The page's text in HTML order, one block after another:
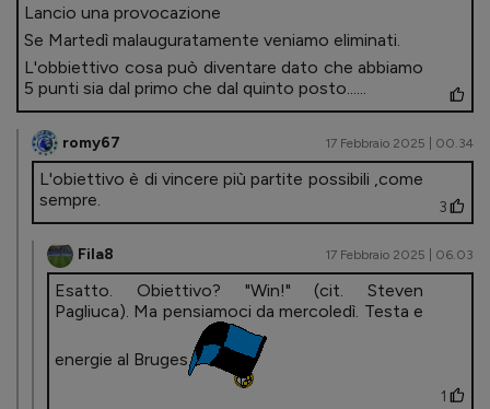
Lancio una provocazione
Se Martedì malauguratamente veniamo eliminati.
L'obbiettivo cosa può diventare dato che abbiamo
5 punti sia dal primo che dal quinto posto......
romy67 17 Febbraio 2025 | 00.34
L'obiettivo è di vincere più partite possibili ,come
sempre.
3
Fila8 17 Febbraio 2025 | 06.03
Esatto. Obiettivo? "Win!" (cit. Steven
Pagliuca). Ma pensiamoci da mercoledì. Testa e
energie al Bruges
1